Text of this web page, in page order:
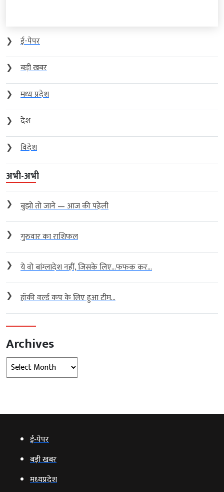
❯
ई-पेपर
❯
बड़ी खबर
❯
मध्य प्रदेश
❯
देश
❯
विदेश
अभी-अभी
❯ बुझो तो जाने — आज की पहेली
❯ गुरुवार का राशिफल
❯ ये वो बांग्लादेश नहीं, जिसके लिए…फफक कर...
❯ हॉकी वर्ल्ड कप के लिए हुआ टीम...
Archives
Archives
ई‑पेपर
बड़ी खबर
मध्‍यप्रदेश